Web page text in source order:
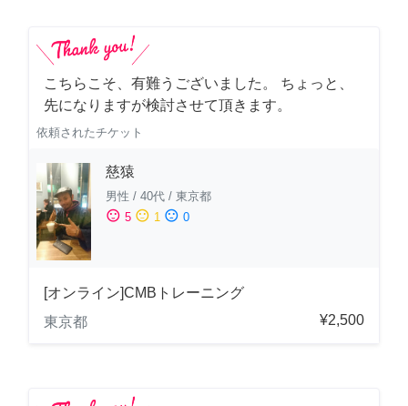
こちらこそ、有難うございました。 ちょっと、
先になりますが検討させて頂きます。
依頼されたチケット
慈猿
男性 / 40代 / 東京都
sentiment_satisfied 5 sentiment_neutral 1 sentiment_dissatisfied 0
[オンライン]CMBトレーニング
東京都
¥2,500